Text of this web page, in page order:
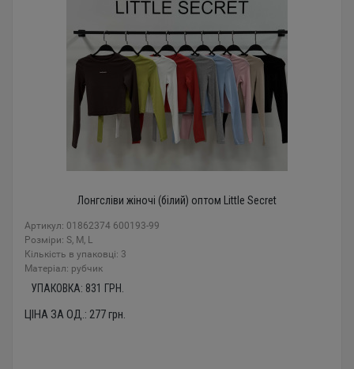
Лонгсліви жіночі (білий) оптом Little Secret
Артикул: 01862374 600193-99
Розміри: S, M, L
Кількість в упаковці: 3
Mатеріал: рубчик
УПАКОВКА: 831 ГРН.
ЦІНА ЗА ОД.: 277грн.